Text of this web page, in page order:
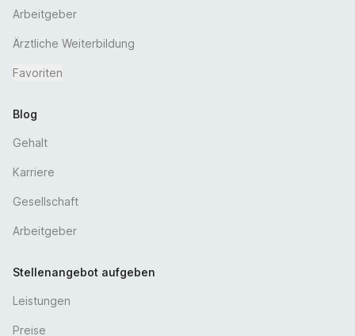
Arbeitgeber
Ärztliche Weiterbildung
Favoriten
Blog
Gehalt
Karriere
Gesellschaft
Arbeitgeber
Stellenangebot aufgeben
Leistungen
Preise